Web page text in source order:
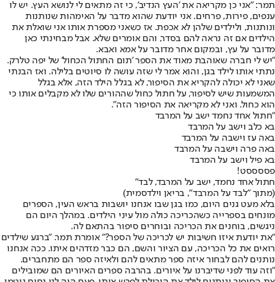
תמר: "אני כן מקריאה את 'העץ הנדיב', כי זה מתאים לי לנושא העץ. יש לו
ענפים, פירות, פרחים. אני יודעת שהוא מדבר על האימהות שנותנות
ונותנות, ולילדים שלהן לא אכפת. אז כשאני מספרת אותו אני שואלת את
הילדים אם זה נראה להם בסדר, והם אומרים שלא. אבל מבחינתי כאן
מדובר על עץ, ובמקום אחר מדובר על אמא ואבא.
"יש לי חברה שאוהבת מאוד את הספר 'תום החתול הכחול' של יפה טלרק.
נתתי אותו לילד בגן, והוא אמר לי שזה עושה לו סיוטים בלילה. ואז הבנתי
שאני לא יכולה להקריא את הסיפור, לא בגלל הילד הזה, אלא בגלל
המשמעות שיש לסיפור, על חתול כחול שההורים שלו לא מקבלים אותו כי
הוא כחול. ואני לא מקריאה את הסיפור הזה".
"חתול אחד נחמד ישב על המרבד
בא כלב וישב על המרבד
באה עז וישבה על המרבד
באה פרה וישבה על המרבד
בא פיל וישב על המרבד
פססססט!
חתול אחד נחמד, ישב על המרבד, לבד"
(מתוך "לבד על המרבד", בריאן וילדסמית)
בלא מעט גנים היום, כמו בגן שבו אנחנו יושבות בראש העין, הספרים
מונחים בספרייה כשהכריכה כולה מול עיני הילדים. במהלך היום הם
ניגשים, בוחנים את הכריכה ובוחרים סיפור בהתאם לה.
"את יודעת איזו חשיבות יש לכריכה של הספר?" אומרת תמר. "ברגע שילדים
רואים את כל הכריכה, עם הציור והשם, הם כבר מזדהים איתו. ככה אנחנו
נותנים להם לבחור איזה ספר מתאים להם ולאיזה ספר הם מתחברים.
"וזה עוד לפני שדיברנו על איורים. בהרבה ספרים האיורים הם שמובילים